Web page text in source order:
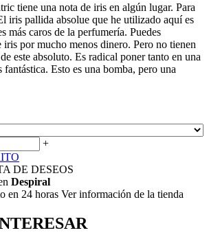
tiene una nota de iris en algún lugar. Para
iris pallida absolue que he utilizado aquí es
más caros de la perfumería. Puedes
iris por mucho menos dinero. Pero no tienen
este absoluto. Es radical poner tanto en una
fantástica. Esto es una bomba, pero una
+
DE DESEOS
Despiral
en 24 horas Ver información de la tienda